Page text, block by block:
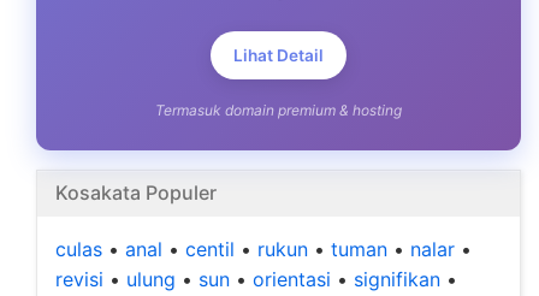
Lihat Detail
Termasuk domain premium & hosting
Kosakata Populer
culas • anal • centil • rukun • tuman • nalar •
revisi • ulung • sun • orientasi • signifikan •